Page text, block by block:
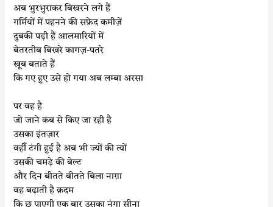
अब भुरभुराकर बिखरने लगे हैं
गर्मियों में पहनने की सफ़ेद कमीज़ें
दुबकी पड़ी हैं आलमारियों में
बेतरतीब बिखरे कागज़-पतरे
खूब बताते हैं
कि गए हुए उसे हो गया अब लम्बा अरसा
पर वह है
जो जाने कब से किए जा रही है
उसका इंतज़ार
वहीँ टंगी हुई है अब भी ज्यों की त्यों
उसकी चमड़े की बेल्ट
और दिन बीतते बीतते बिला नाग़ा
वह बढ़ाती है क़दम
कि छू पाएगी एक बार उसका नंगा सीना